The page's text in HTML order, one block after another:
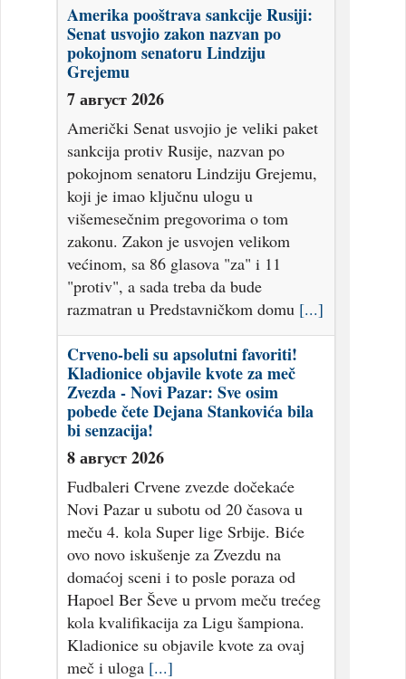
Amerika pooštrava sankcije Rusiji:
Senat usvojio zakon nazvan po
pokojnom senatoru Lindziju
Grejemu
7 август 2026
Američki Senat usvojio je veliki paket
sankcija protiv Rusije, nazvan po
pokojnom senatoru Lindziju Grejemu,
koji je imao ključnu ulogu u
višemesečnim pregovorima o tom
zakonu. Zakon je usvojen velikom
većinom, sa 86 glasova "za" i 11
"protiv", a sada treba da bude
razmatran u Predstavničkom domu [...]
Crveno-beli su apsolutni favoriti!
Kladionice objavile kvote za meč
Zvezda - Novi Pazar: Sve osim
pobede čete Dejana Stankovića bila
bi senzacija!
8 август 2026
Fudbaleri Crvene zvezde dočekaće
Novi Pazar u subotu od 20 časova u
meču 4. kola Super lige Srbije. Biće
ovo novo iskušenje za Zvezdu na
domaćoj sceni i to posle poraza od
Hapoel Ber Ševe u prvom meču trećeg
kola kvalifikacija za Ligu šampiona.
Kladionice su objavile kvote za ovaj
meč i uloga [...]